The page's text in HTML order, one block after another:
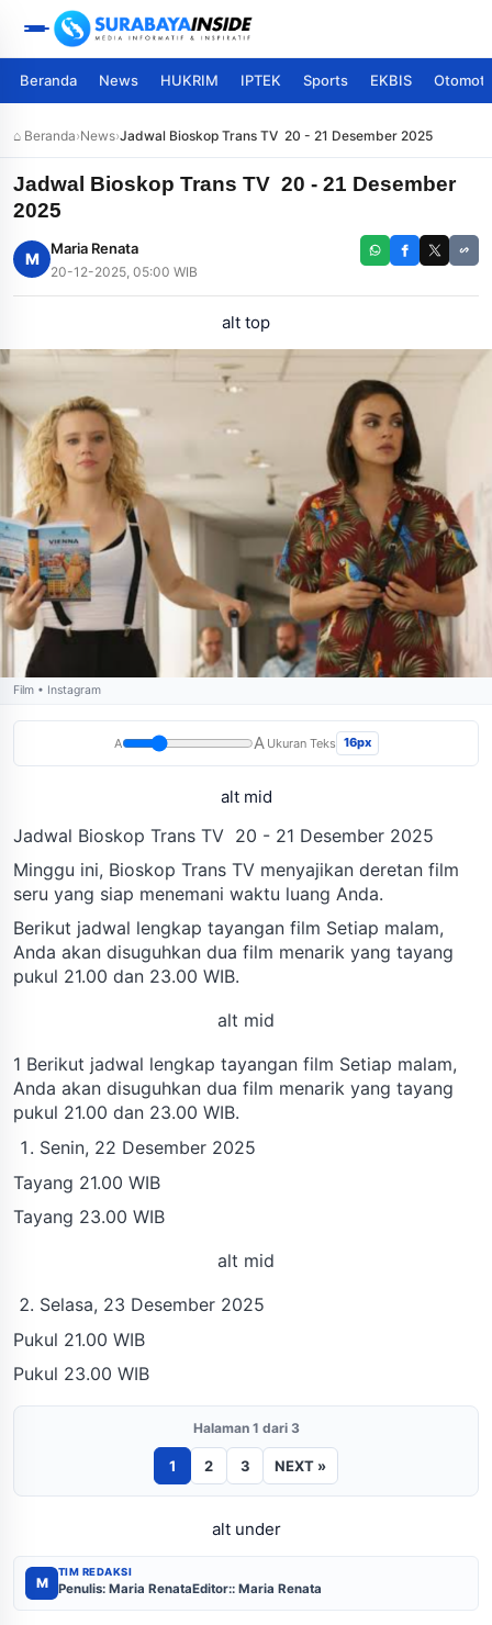
Beranda News HUKRIM IPTEK Sports EKBIS
⌂ Beranda›News›Jadwal Bioskop Trans TV 20 - 21 Desember 2025
Jadwal Bioskop Trans TV 20 - 21 Desember
2025
M
Maria Renata
20-12-2025, 05:00 WIB
alt top
Film • Instagram
A A Ukuran Teks 16px
alt mid
Jadwal Bioskop Trans TV 20 - 21 Desember 2025
Minggu ini, Bioskop Trans TV menyajikan deretan film
seru yang siap menemani waktu luang Anda.
Berikut jadwal lengkap tayangan film Setiap malam,
Anda akan disuguhkan dua film menarik yang tayang
pukul 21.00 dan 23.00 WIB.
alt mid
1 Berikut jadwal lengkap tayangan film Setiap malam,
Anda akan disuguhkan dua film menarik yang tayang
pukul 21.00 dan 23.00 WIB.
Senin, 22 Desember 2025
Tayang 21.00 WIB
Tayang 23.00 WIB
alt mid
Selasa, 23 Desember 2025
Pukul 21.00 WIB
Pukul 23.00 WIB
Halaman 1 dari 3
1 2 3 NEXT »
alt under
M
TIM REDAKSI
Penulis: Maria RenataEditor:: Maria Renata